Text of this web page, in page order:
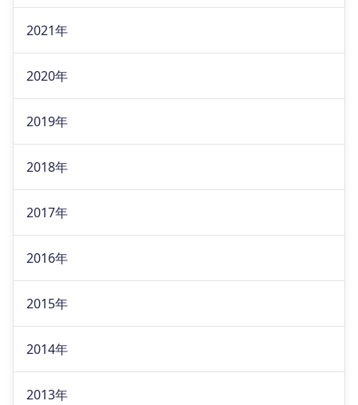
2021年
2020年
2019年
2018年
2017年
2016年
2015年
2014年
2013年